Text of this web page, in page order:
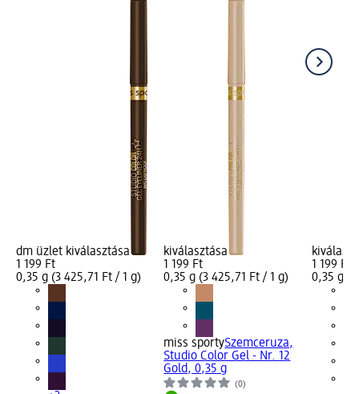
dm üzlet kiválasztása
1 199 Ft
0,35 g (3 425,71 Ft / 1 g)
kiválasztása
1 199 Ft
0,35 g (3 425,71 Ft / 1 g)
miss sportySzemceruza,
Studio Color Gel - Nr. 12
Gold, 0,35 g
(0)
1 199 Ft
0,35 g